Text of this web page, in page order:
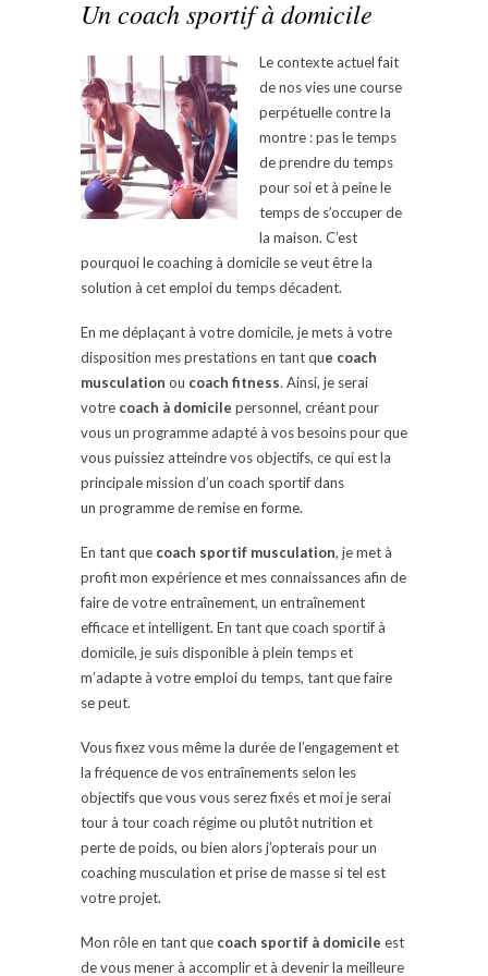
Un coach sportif à domicile
Le contexte actuel fait
de nos vies une course
perpétuelle contre la
montre : pas le temps
de prendre du temps
pour soi et à peine le
temps de s’occuper de
la maison. C’est
pourquoi le coaching à domicile se veut être la
solution à cet emploi du temps décadent.
En me déplaçant à votre domicile, je mets à votre
disposition mes prestations en tant que coach
musculation ou coach fitness. Ainsi, je serai
votre coach à domicile personnel, créant pour
vous un programme adapté à vos besoins pour que
vous puissiez atteindre vos objectifs, ce qui est la
principale mission d’un coach sportif dans
un programme de remise en forme.
En tant que coach sportif musculation, je met à
profit mon expérience et mes connaissances afin de
faire de votre entraînement, un entraînement
efficace et intelligent. En tant que coach sportif à
domicile, je suis disponible à plein temps et
m’adapte à votre emploi du temps, tant que faire
se peut.
Vous fixez vous même la durée de l’engagement et
la fréquence de vos entraînements selon les
objectifs que vous vous serez fixés et moi je serai
tour à tour coach régime ou plutôt nutrition et
perte de poids, ou bien alors j’opterais pour un
coaching musculation et prise de masse si tel est
votre projet.
Mon rôle en tant que coach sportif à domicile est
de vous mener à accomplir et à devenir la meilleure